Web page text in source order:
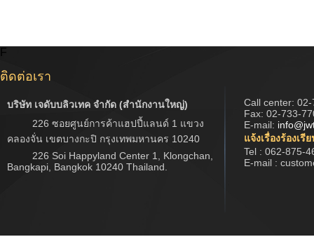
F
ติดต่อเรา
บริษัท เจดับบลิวเทค จำกัด (สำนักงานใหญ่)
226 ซอยศูนย์การค้าแฮปปี้แลนด์ 1 แขวง
คลองจั่น เขตบางกะปิ กรุงเทพมหานคร 10240
226 Soi Happyland Center 1, Klongchan,
Bangkapi, Bangkok 10240 Thailand.
Call center: 02-
Fax: 02-733-
E-mail:
แจ้งเรื่องร้องเรี
Tel : 062-875-
E-mail :